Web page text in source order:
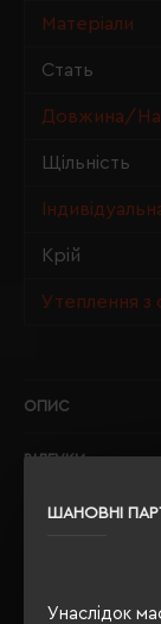
ШАНОВНІ
Унаслідок
Матеріали
Стать
Довжина/
Щільність
Крій
Утеплення з
ОПИС
ВІДГУКИ